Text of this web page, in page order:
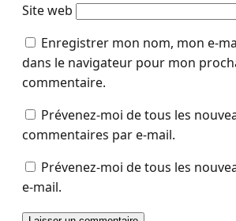
Site web
Enregistrer mon nom, mon e-
dans le navigateur pour mon
commentaire.
Prévenez-moi de tous les
commentaires par e-mail.
Prévenez-moi de tous les
e-mail.